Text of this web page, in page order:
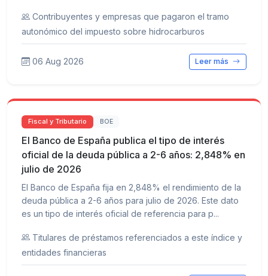
Contribuyentes y empresas que pagaron el tramo
autonómico del impuesto sobre hidrocarburos
06 Aug 2026 Leer más
Fiscal y Tributario BOE
El Banco de España publica el tipo de interés
oficial de la deuda pública a 2-6 años: 2,848% en
julio de 2026
El Banco de España fija en 2,848% el rendimiento de la
deuda pública a 2-6 años para julio de 2026. Este dato
es un tipo de interés oficial de referencia para p...
Titulares de préstamos referenciados a este índice y
entidades financieras